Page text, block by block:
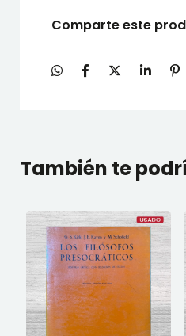
Comparte este
También te